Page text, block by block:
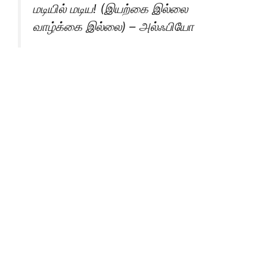
மடியில் மடிய! (இயற்கை இல்லை
வாழ்க்கை இல்லை) – அல்ஃபியோ